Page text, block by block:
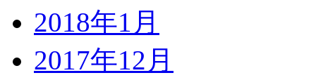
2018年1月
2017年12月